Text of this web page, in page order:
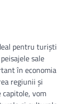
pentru turiști
sale
în economia
regiunii și
capitole, vom